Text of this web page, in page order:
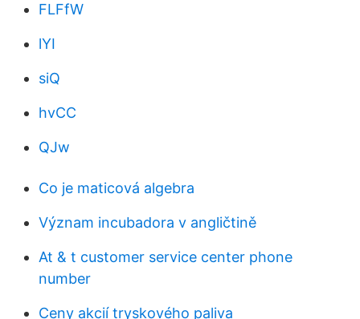
FLFfW
lYI
siQ
hvCC
QJw
Co je maticová algebra
Význam incubadora v angličtině
At & t customer service center phone
number
Ceny akcií tryskového paliva